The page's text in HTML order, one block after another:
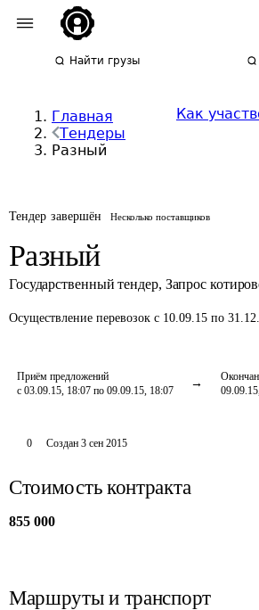
Найти грузы
Главная
Тендеры
Разный
Как
Тендер завершён Несколько поставщиков
Разный
Государственный тендер, Запрос
Осуществление перевозок с 10.09.15 по
Приём предложений
с 03.09.15, 18:07 по 09.09.15, 18:07
0 Создан 3 сен 2015
Стоимость контракта
855 000
Маршруты и транспорт